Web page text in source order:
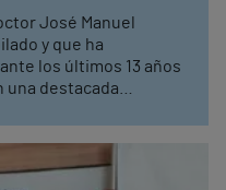
José Manuel
y que ha
los últimos 13 años
una destacada
el equipo médico del
los más altos
del centro